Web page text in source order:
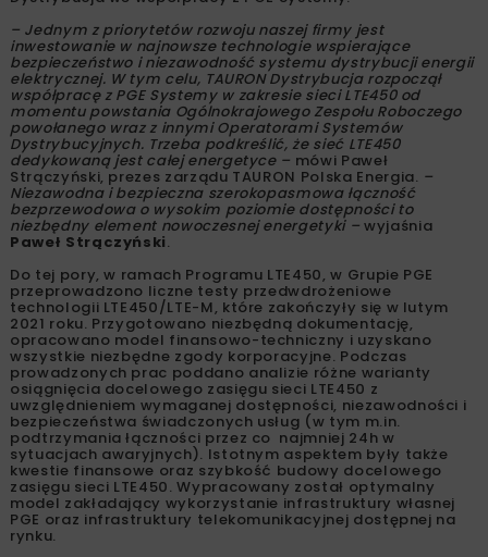
– Jednym z priorytetów rozwoju naszej firmy jest
inwestowanie w najnowsze technologie wspierające
bezpieczeństwo i niezawodność systemu dystrybucji energii
elektrycznej. W tym celu, TAURON Dystrybucja rozpoczął
współpracę z PGE Systemy w zakresie sieci LTE450 od
momentu powstania Ogólnokrajowego Zespołu Roboczego
powołanego wraz z innymi Operatorami Systemów
Dystrybucyjnych. Trzeba podkreślić, że sieć LTE450
dedykowaną jest całej energetyce – mówi Paweł
Strączyński, prezes zarządu TAURON Polska Energia. –
Niezawodna i bezpieczna szerokopasmowa łączność
bezprzewodowa o wysokim poziomie dostępności to
niezbędny element nowoczesnej energetyki – wyjaśnia
Paweł Strączyński.
Do tej pory, w ramach Programu LTE450, w Grupie PGE
przeprowadzono liczne testy przedwdrożeniowe
technologii LTE450/LTE-M, które zakończyły się w lutym
2021 roku. Przygotowano niezbędną dokumentację,
opracowano model finansowo-techniczny i uzyskano
wszystkie niezbędne zgody korporacyjne. Podczas
prowadzonych prac poddano analizie różne warianty
osiągnięcia docelowego zasięgu sieci LTE450 z
uwzględnieniem wymaganej dostępności, niezawodności i
bezpieczeństwa świadczonych usług (w tym m.in.
podtrzymania łączności przez co najmniej 24h w
sytuacjach awaryjnych). Istotnym aspektem były także
kwestie finansowe oraz szybkość budowy docelowego
zasięgu sieci LTE450. Wypracowany został optymalny
model zakładający wykorzystanie infrastruktury własnej
PGE oraz infrastruktury telekomunikacyjnej dostępnej na
rynku.